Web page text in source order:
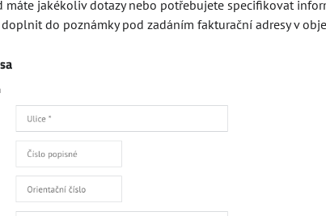
Přidat
máte jakékoliv dotazy nebo potřebujete specifikovat
do poznámky pod zadáním fakturační adresy v